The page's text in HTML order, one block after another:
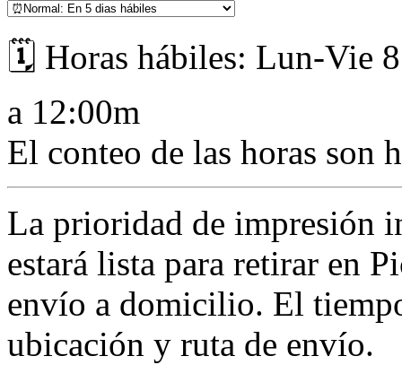
🗓️ Horas hábiles: Lun-Vie
a 12:00m
El conteo de las horas son
La prioridad de impresión
estará lista para retirar en
envío a domicilio. El
ubicación y ruta de envío.